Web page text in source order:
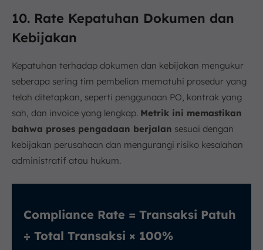
10. Rate Kepatuhan Dokumen dan
Kebijakan
Kepatuhan terhadap dokumen dan kebijakan mengukur
seberapa sering tim pembelian mematuhi prosedur yang
telah ditetapkan, seperti penggunaan PO, kontrak yang
sah, dan invoice yang lengkap. Metrik ini memastikan
bahwa proses pengadaan berjalan sesuai dengan
kebijakan perusahaan dan mengurangi risiko kesalahan
administratif atau hukum.
Compliance Rate = Transaksi Patuh
÷ Total Transaksi × 100%